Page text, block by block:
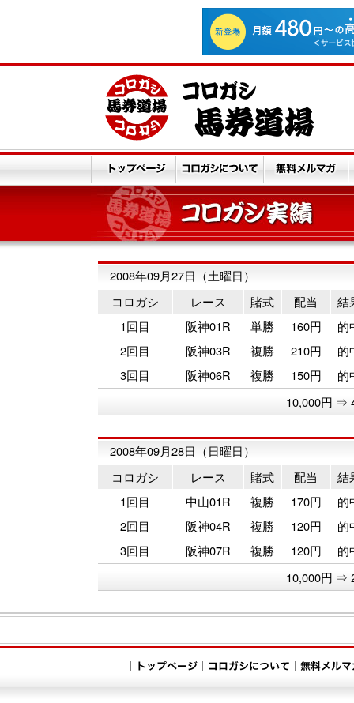
2008年09月27日（土曜日）
コロガシ
レース 賭式 配当
結
1回目
阪神01R 単勝 160円
的
2回目
阪神03R 複勝 210円
的
3回目
阪神06R 複勝 150円
的
10,000円 ⇒
2008年09月28日（日曜日）
コロガシ
レース 賭式 配当
結
1回目
中山01R 複勝 170円
的
2回目
阪神04R 複勝 120円
的
3回目
阪神07R 複勝 120円
的
10,000円 ⇒